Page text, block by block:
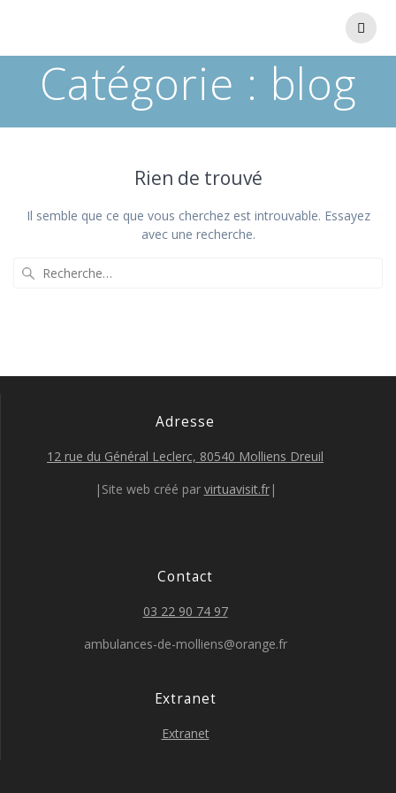
Catégorie : blog
Rien de trouvé
Il semble que ce que vous cherchez est introuvable. Essayez
avec une recherche.
Adresse
12 rue du Général Leclerc, 80540 Molliens Dreuil
|Site web créé par virtuavisit.fr|
Contact
03 22 90 74 97
ambulances-de-molliens@orange.fr
Extranet
Extranet